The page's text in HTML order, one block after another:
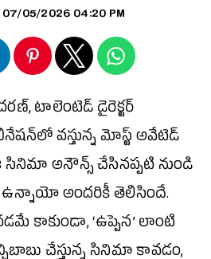
07/05/2026 04:20 PM
, టాలెంటెడ్ డైరెక్టర్
వస్తున్న మోస్ట్ అవేటెడ్
సినిమా అనౌన్స్ చేసినప్పటి నుండి
అందరికీ తెలిసిందే.
కాకుండా, ‘ఉప్పెన’ లాంటి
చేస్తున్నసినిమాకావడం,